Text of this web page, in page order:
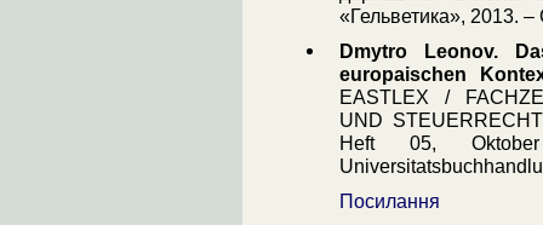
«Гельветика», 2013.
Dmytro Leonov.
europaischen
EASTLEX /
UND
Heft 05,
Посилання